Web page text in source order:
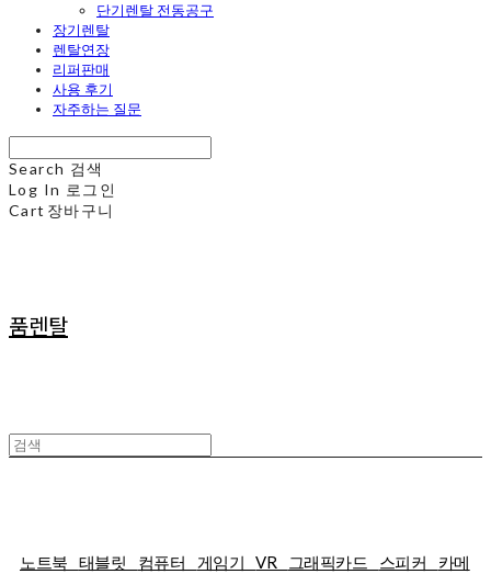
단기렌탈 전동공구
장기렌탈
렌탈연장
리퍼판매
사용 후기
자주하는 질문
Search 검색
Log In 로그인
Cart 장바구니
품렌탈
노트북 태블릿 컴퓨터 게임기VR 그래픽카드 스피커 카메